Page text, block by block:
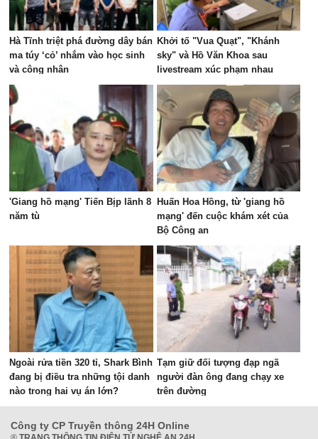
Hà Tĩnh triệt phá đường dây bán
ma túy ‘cỏ’ nhắm vào học sinh
và công nhân
Khởi tố "Vua Quạt", "Khánh
sky" và Hồ Văn Khoa sau
livestream xúc phạm nhau
'Giang hồ mạng' Tiến Bịp lãnh 8
năm tù
Huấn Hoa Hồng, từ 'giang hồ
mạng' đến cuộc khám xét của
Bộ Công an
Ngoài rửa tiền 320 tỉ, Shark Bình
đang bị điều tra những tội danh
nào trong hai vụ án lớn?
Tạm giữ đối tượng đạp ngã
người đàn ông đang chạy xe
trên đường
Công ty CP Truyền thông 24H Online